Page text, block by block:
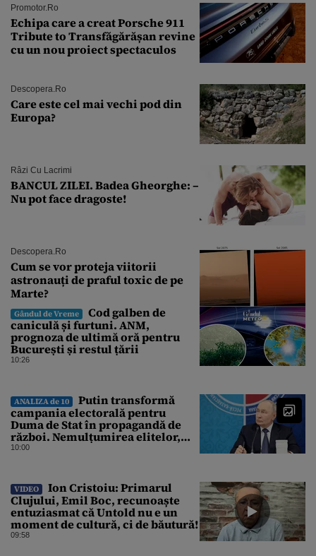
Promotor.ro
Echipa care a creat Porsche 911
Tribute to Transfăgărășan revine
cu un nou proiect spectaculos
Descopera.ro
Care este cel mai vechi pod din
Europa?
Râzi Cu Lacrimi
BANCUL ZILEI. Badea Gheorghe: –
Nu pot face dragoste!
Descopera.ro
Cum se vor proteja viitorii
astronauți de praful toxic de pe
Marte?
Gândul de Vreme
Cod galben de
caniculă și furtuni. ANM,
prognoza de ultimă oră pentru
București și restul țării
10:26
ANALIZA de 10
Putin transformă
campania electorală pentru
Duma de Stat în propagandă de
război. Nemulțumirea elitelor,
tratată cu indiferență la Kremlin
10:00
VIDEO
Ion Cristoiu: Primarul
Clujului, Emil Boc, recunoaște
entuziasmat că Untold nu e un
moment de cultură, ci de băutură!
09:58